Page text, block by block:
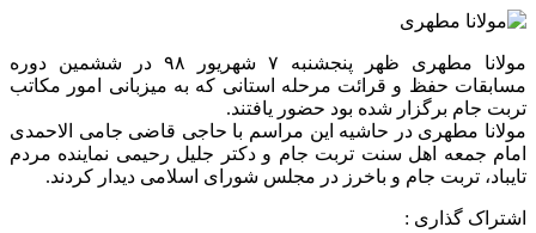
مولانا مطهری ظهر پنجشنبه ۷ شهریور ۹۸ در ششمین دوره
مسابقات حفظ و قرائت مرحله استانی که به میزبانی امور مکاتب
تربت جام برگزار شده بود حضور یافتند.
مولانا مطهری در حاشیه این مراسم با حاجی قاضی جامی الاحمدی
امام جمعه اهل سنت تربت جام و دکتر جلیل رحیمی نماینده مردم
تایباد، تربت جام و باخرز در مجلس شورای اسلامی دیدار کردند.
اشتراک گذاری :